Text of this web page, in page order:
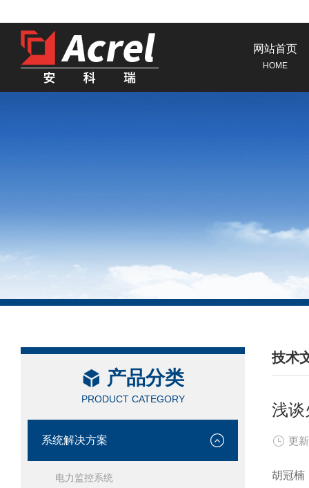
网站首页
HOME
产品分类
PRODUCT CATEGORY
系统解决方案
电力监控系统
技术
/
浅谈
更
胡冠楠